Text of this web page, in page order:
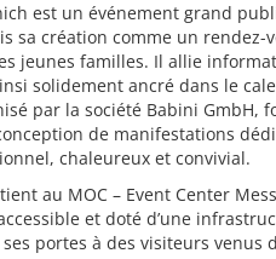
est un événement grand
sa création comme un
jeunes familles. Il allie
solidement ancré dans le
par la société Babini GmbH,
de manifestations
chaleureux et convivial.
au MOC – Event Center
et doté d’une
portes à des visiteurs venus